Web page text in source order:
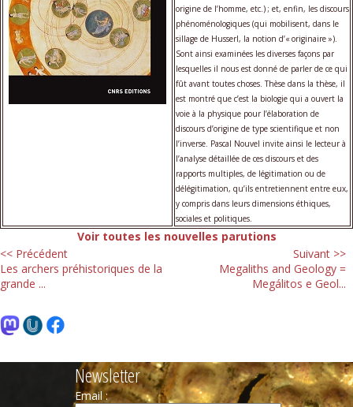
origine de l’homme, etc.) ; et, enfin, les discours
phénoménologiques (qui mobilisent, dans le
sillage de Husserl, la notion d’« originaire »).
Sont ainsi examinées les diverses façons par
lesquelles il nous est donné de parler de ce qui
fût avant toutes choses. Thèse dans la thèse, il
est montré que c’est la biologie qui a ouvert la
voie à la physique pour l’élaboration de
discours d’origine de type scientifique et non
l’inverse. Pascal Nouvel invite ainsi le lecteur à
l’analyse détaillée de ces discours et des
rapports multiples, de légitimation ou de
délégitimation, qu’ils entretiennent entre eux,
y compris dans leurs dimensions éthiques,
sociales et politiques.
Voir toutes les nouvelles parutions
<< Précédent
Les archers préhistoriques de la
grande ...
Suivant >>
Megaliths and Geology =
Megálitos e Geol...
Newsletter
Email :